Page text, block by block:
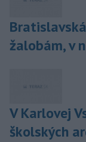
žalobám, v
V Karlovej
školských